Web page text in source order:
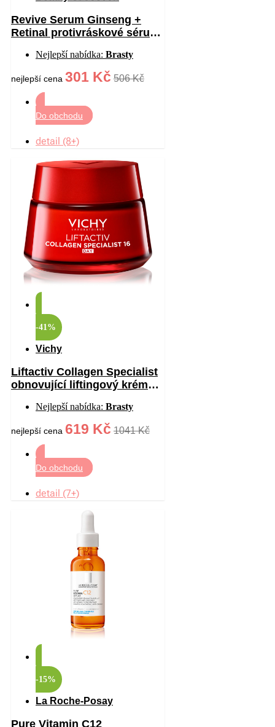
Revive Serum Ginseng +
Retinal protivráskové sérum
Nejlepší nabídka: Brasty
nejlepší cena 301 Kč 506 Kč
Do obchodu
detail (8+)
-41%
Vichy
Liftactiv Collagen Specialist
obnovující liftingový krém
Nejlepší nabídka: Brasty
nejlepší cena 619 Kč 1041 Kč
Do obchodu
detail (7+)
-15%
La Roche-Posay
Pure Vitamin C12